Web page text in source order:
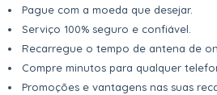
Pague com a moeda que desejar.
Serviço 100% seguro e confiável.
Recarregue o tempo de antena de
Compre minutos para qualquer
Promoções e vantagens nas suas